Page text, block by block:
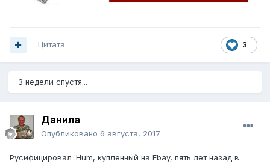
3
Цитата
3 недели спустя...
Данила
Опубликовано 6 августа, 2017
Русифицировал .Hum, купленный на Ebay, пять лет назад в